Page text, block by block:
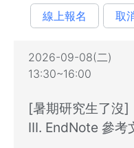
線上報名 取
2026-09-08(二)
13:30~16:00
[暑期研究生了沒]
III. EndNote 參考